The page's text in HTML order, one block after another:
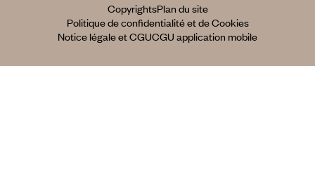
CopyrightsPlan du site
Politique de confidentialité et de Cookies
Notice légale et CGUCGU application mobile